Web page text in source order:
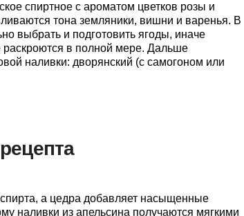
спиртное с ароматом цветков розы и
тона земляники, вишни и варенья. В
выбрать и подготовить ягоды, иначе
раскроются в полной мере. Дальше
наливки: дворянский (с самогоном или
а цедра добавляет насыщенные
наливки из апельсина получаются мягкими